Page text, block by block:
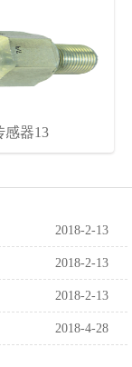
感器13
2018-2-13
2018-2-13
2018-2-13
2018-4-28